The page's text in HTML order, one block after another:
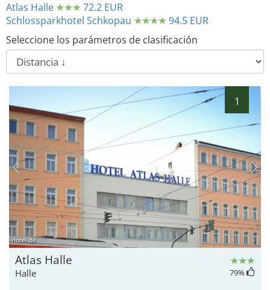
Atlas Halle
72.2 EUR
Schlossparkhotel Schkopau
94.5 EUR
Seleccione los parámetros de clasificación
1
hotel.de
Atlas Halle
Halle 79%